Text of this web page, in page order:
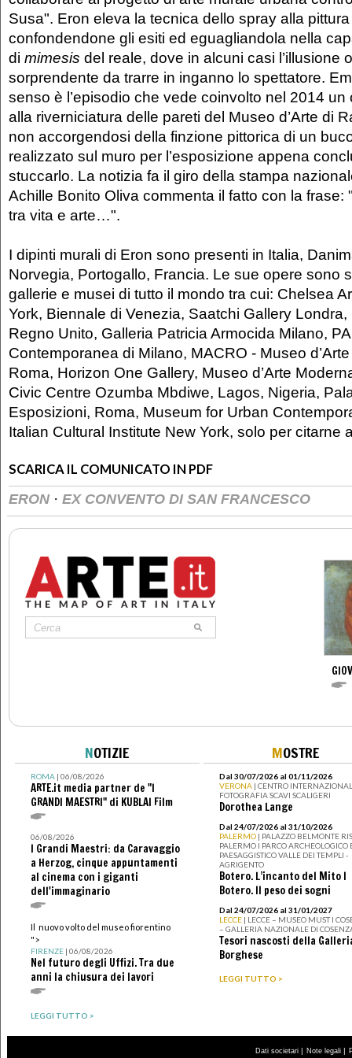
Susa". Eron eleva la tecnica dello spray alla
confondendone gli esiti ed eguagliandola nella
di mimesis del reale, dove in alcuni casi l’illusione
sorprendente da trarre in inganno lo spettatore.
senso è l’episodio che vede coinvolto nel 2014
alla riverniciatura delle pareti del Museo d’Arte di
non accorgendosi della finzione pittorica di un
realizzato sul muro per l’esposizione appena
stuccarlo. La notizia fa il giro della stampa
Achille Bonito Oliva commenta il fatto con la frase:
tra vita e arte…".
I dipinti murali di Eron sono presenti in Italia,
Norvegia, Portogallo, Francia. Le sue opere sono
gallerie e musei di tutto il mondo tra cui: Chelsea
York, Biennale di Venezia, Saatchi Gallery
Regno Unito, Galleria Patricia Armocida Milano,
Contemporanea di Milano, MACRO - Museo
Roma, Horizon One Gallery, Museo d’Arte
Civic Centre Ozumba Mbdiwe, Lagos, Nigeria,
Esposizioni, Roma, Museum for Urban
Italian Cultural Institute New York, solo per citarne
SCARICA IL COMUNICATO IN PDF
ERON · EX CONVENTO DI SAN FRANCESCO
NOTIZIE
ROMA| 06/08/2026
ARTE.it media partner de "I
GRANDI MAESTRI" di KUBLAI Film
06/08/2026
I Grandi Maestri: da Caravaggio
a Herzog, cinque appuntamenti
al cinema con i giganti
dell'immaginario
Il nuovo volto del museo fiorentino
">
FIRENZE| 06/08/2026
Nel futuro degli Uffizi. Tra due
anni la chiusura dei lavori
LEGGI TUTTO >
MOSTRE
Dal 30/07/2026 al 01/11/2026
VERONA | CENTRO
FOTOGRAFIA SCAVI SCALIGERI
Dorothea Lange
Dal 24/07/2026 al 31/10/2026
PALERMO | PALAZZO BELMONTE
PALERMO I PARCO ARCHEOLOGICO
PAESAGGISTICO VALLE DEI TEMPLI -
AGRIGENTO
Botero. L’incanto del Mito I
Botero. Il peso dei sogni
Dal 24/07/2026 al 31/01/2027
LECCE | LECCE – MUSEO MUST I
– GALLERIA NAZIONALE DI
Tesori nascosti della
Borghese
LEGGI TUTTO >
Dati societari Note legali